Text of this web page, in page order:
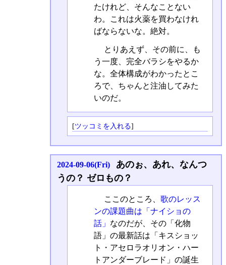
たけれど、そんなことない
わ。これは火薬を買わなけれ
ばならないな。絶対。
とりあえず、その前に、も
う一度、完全バラシをやるか
な。全体構成がわかったとこ
ろで、ちゃんと注油してみた
いのだ。
[ツッコミを入れる]
2024-09-06(Fri)
あのぉ、あれ、なんつ
うの？ ゼロもの？
ここのところ、 歌のレッス
ンの課題曲は「ナイショの
話」 なのだが、その「化物
語」の最新話は「キスショッ
ト・アセロラオリオン・ハー
トアンダーブレード」の誕生